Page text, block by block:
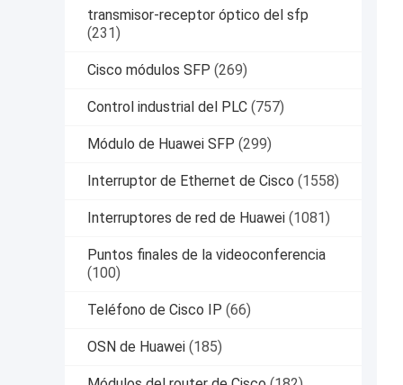
transmisor-receptor óptico del sfp
(231)
Cisco módulos SFP (269)
Control industrial del PLC (757)
Módulo de Huawei SFP (299)
Interruptor de Ethernet de Cisco (1558)
Interruptores de red de Huawei (1081)
Puntos finales de la videoconferencia
(100)
Teléfono de Cisco IP (66)
OSN de Huawei (185)